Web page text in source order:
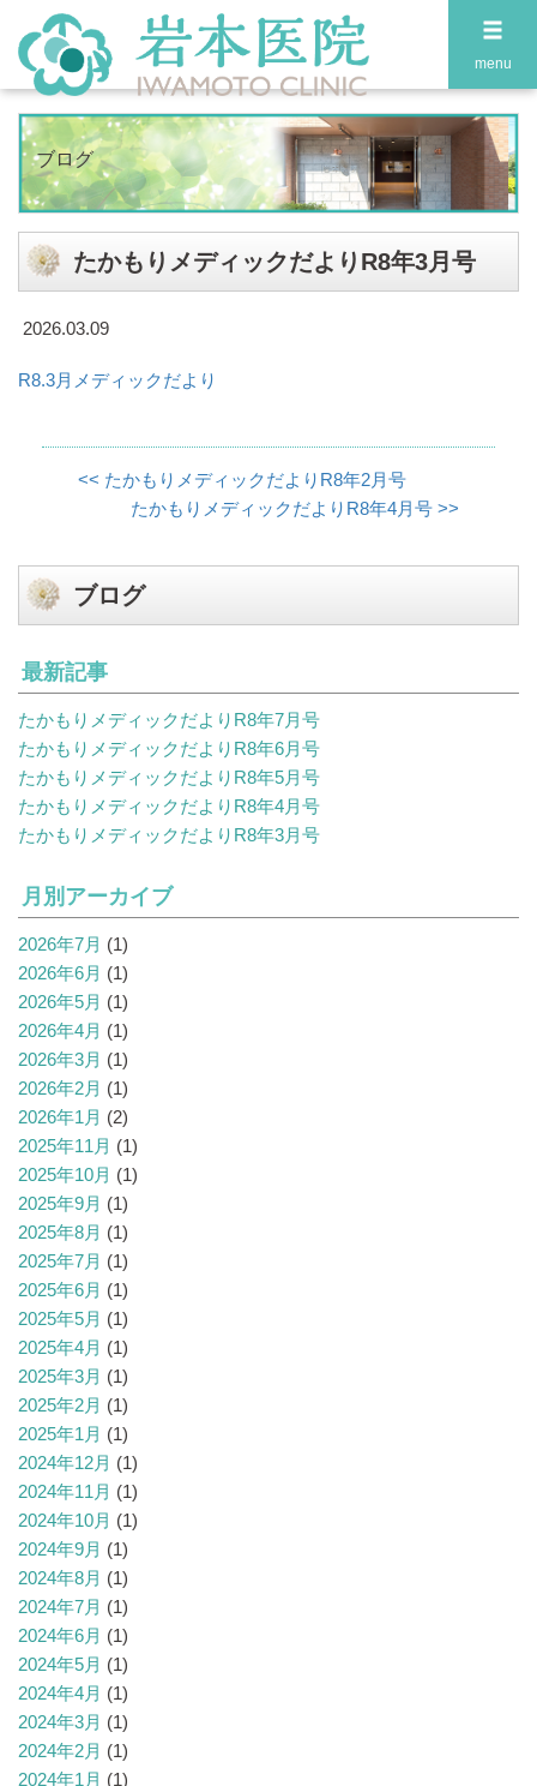
menu
ブログ
たかもりメディックだよりR8年3月号
2026.03.09
R8.3月メディックだより
<< たかもりメディックだよりR8年2月号
たかもりメディックだよりR8年4月号 >>
ブログ
最新記事
たかもりメディックだよりR8年7月号
たかもりメディックだよりR8年6月号
たかもりメディックだよりR8年5月号
たかもりメディックだよりR8年4月号
たかもりメディックだよりR8年3月号
月別アーカイブ
2026年7月 (1)
2026年6月 (1)
2026年5月 (1)
2026年4月 (1)
2026年3月 (1)
2026年2月 (1)
2026年1月 (2)
2025年11月 (1)
2025年10月 (1)
2025年9月 (1)
2025年8月 (1)
2025年7月 (1)
2025年6月 (1)
2025年5月 (1)
2025年4月 (1)
2025年3月 (1)
2025年2月 (1)
2025年1月 (1)
2024年12月 (1)
2024年11月 (1)
2024年10月 (1)
2024年9月 (1)
2024年8月 (1)
2024年7月 (1)
2024年6月 (1)
2024年5月 (1)
2024年4月 (1)
2024年3月 (1)
2024年2月 (1)
2024年1月 (1)